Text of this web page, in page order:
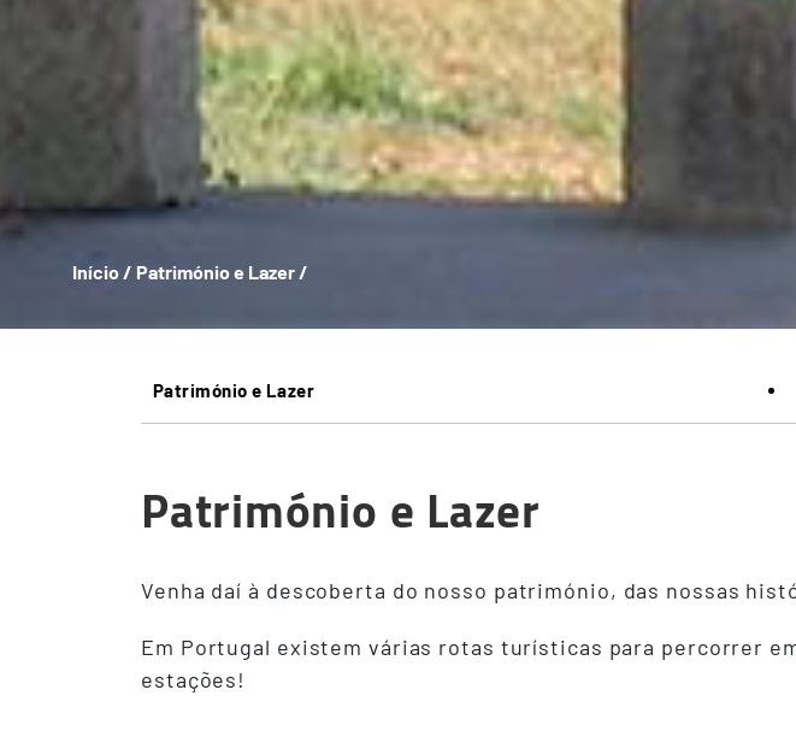
Início/ Património e Lazer /
Património e Lazer
Património e Lazer
Venha daí à descoberta do nosso património, das nossas
Em Portugal existem várias rotas turísticas para percorrer
estações!